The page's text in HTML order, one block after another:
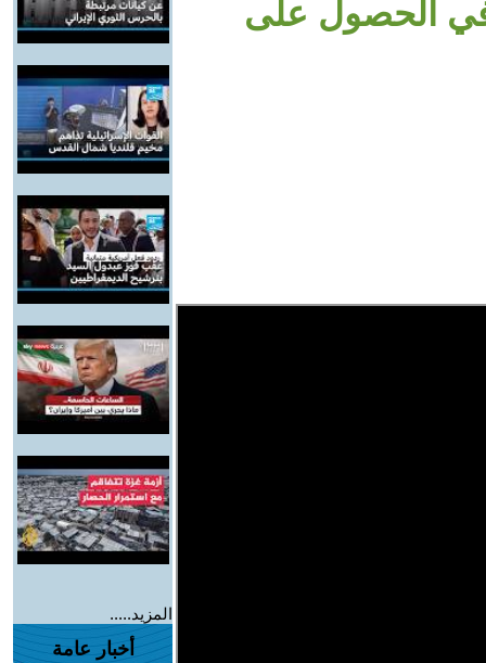
في الحصول على
المزيد.....
أخبار عامة